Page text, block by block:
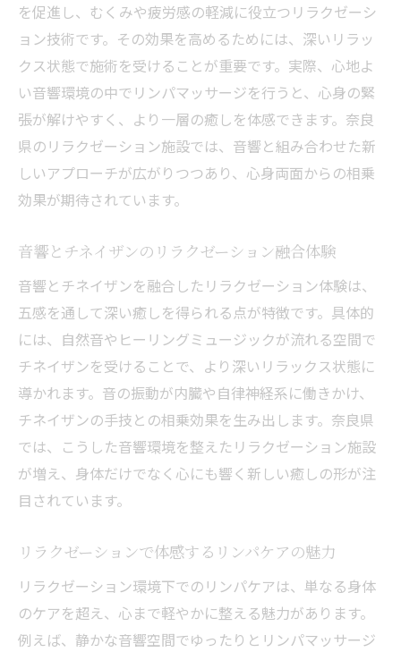
を促進し、むくみや疲労感の軽減に役立つリラクゼーシ
ョン技術です。その効果を高めるためには、深いリラッ
クス状態で施術を受けることが重要です。実際、心地よ
い音響環境の中でリンパマッサージを行うと、心身の緊
張が解けやすく、より一層の癒しを体感できます。奈良
県のリラクゼーション施設では、音響と組み合わせた新
しいアプローチが広がりつつあり、心身両面からの相乗
効果が期待されています。
音響とチネイザンのリラクゼーション融合体験
音響とチネイザンを融合したリラクゼーション体験は、
五感を通して深い癒しを得られる点が特徴です。具体的
には、自然音やヒーリングミュージックが流れる空間で
チネイザンを受けることで、より深いリラックス状態に
導かれます。音の振動が内臓や自律神経系に働きかけ、
チネイザンの手技との相乗効果を生み出します。奈良県
では、こうした音響環境を整えたリラクゼーション施設
が増え、身体だけでなく心にも響く新しい癒しの形が注
目されています。
リラクゼーションで体感するリンパケアの魅力
リラクゼーション環境下でのリンパケアは、単なる身体
のケアを超え、心まで軽やかに整える魅力があります。
例えば、静かな音響空間でゆったりとリンパマッサージ